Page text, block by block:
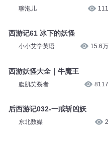
聊泡儿 111
西游记61 冰下的妖怪
小小艾学英语 15.6万
西游妖怪大全｜牛魔王
腹肌笑裂者 8117
后西游记032-一戒斩凶妖
东北数媒 2